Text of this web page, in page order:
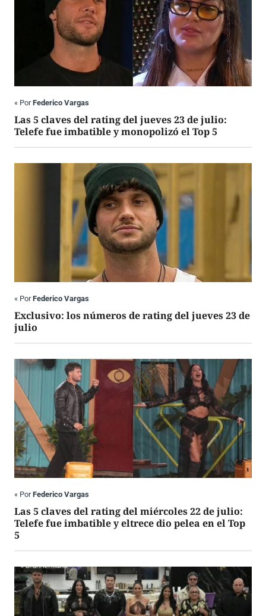
« PorFederico Vargas
Las 5 claves del rating del jueves 23 de julio:
Telefe fue imbatible y monopolizó el Top 5
« PorFederico Vargas
Exclusivo: los números de rating del jueves 23 de
julio
« PorFederico Vargas
Las 5 claves del rating del miércoles 22 de julio:
Telefe fue imbatible y eltrece dio pelea en el Top
5